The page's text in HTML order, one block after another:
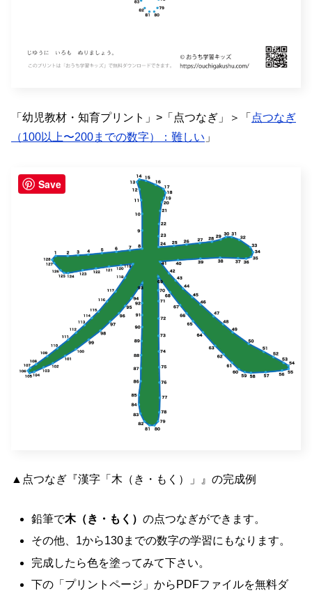
「幼児教材・知育プリント」>「点つなぎ」＞「 点つなぎ
（100以上〜200までの数字）：難しい 」
▲点つなぎ『漢字「木（き・もく）」』の完成例
鉛筆で木（き・もく）の点つなぎができます。
その他、1から130までの数字の学習にもなります。
完成したら色を塗ってみて下さい。
下の「プリントページ」からPDFファイルを無料ダ
Save